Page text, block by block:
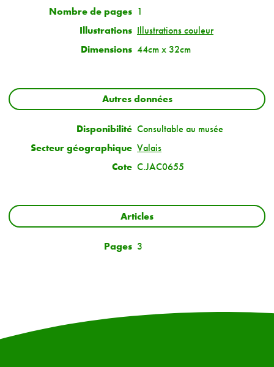
Nombre de pages 1
Illustrations Illustrations couleur
Dimensions 44cm x 32cm
Autres données
Disponibilité Consultable au musée
Secteur géographique Valais
Cote C.JAC0655
Articles
Pages 3